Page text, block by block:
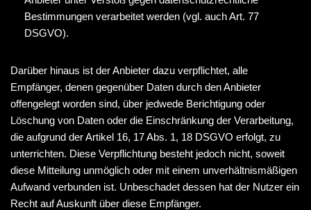
Bestimmungen verarbeitet werden (vgl. auch Art. 77
DSGVO).
Darüber hinaus ist der Anbieter dazu verpflichtet, alle
Empfänger, denen gegenüber Daten durch den Anbieter
offengelegt worden sind, über jedwede Berichtigung oder
Löschung von Daten oder die Einschränkung der Verarbeitung,
die aufgrund der Artikel 16, 17 Abs. 1, 18 DSGVO erfolgt, zu
unterrichten. Diese Verpflichtung besteht jedoch nicht, soweit
diese Mitteilung unmöglich oder mit einem unverhältnismäßigen
Aufwand verbunden ist. Unbeschadet dessen hat der Nutzer ein
Recht auf Auskunft über diese Empfänger.